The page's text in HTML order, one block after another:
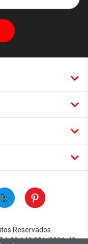
Reservados.
00.149.281/0001-49